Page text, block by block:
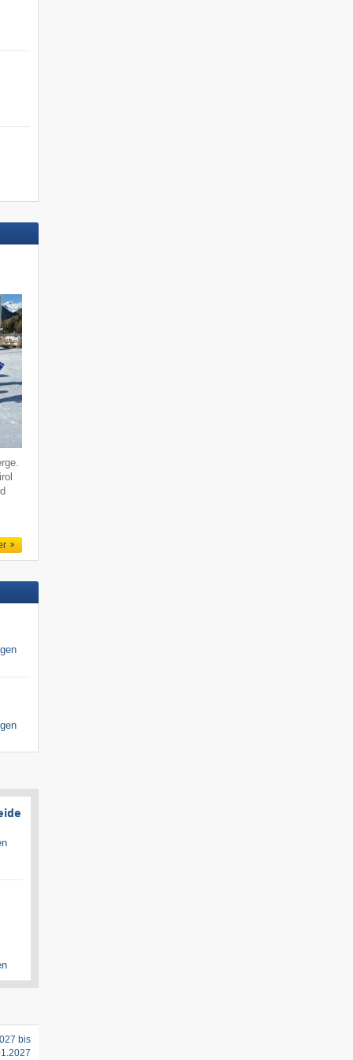
bis